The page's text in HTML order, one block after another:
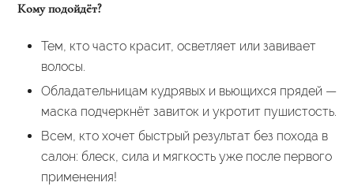
Кому подойдёт?
Тем, кто часто красит, осветляет или завивает
волосы.
Обладательницам кудрявых и вьющихся прядей —
маска подчеркнёт завиток и укротит пушистость.
Всем, кто хочет быстрый результат без похода в
салон: блеск, сила и мягкость уже после первого
применения!